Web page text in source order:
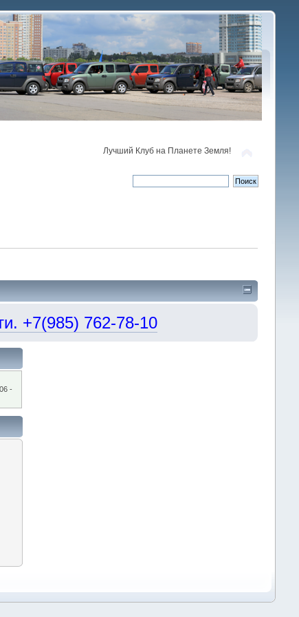
Лучший Клуб на Планете Земля!
+7(985) 762-78-10
-